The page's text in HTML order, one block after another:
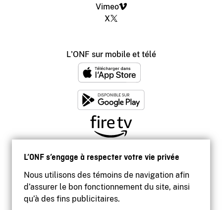
L’ONF s’engage à respecter votre vie privée
Nous utilisons des témoins de navigation afin
d’assurer le bon fonctionnement du site, ainsi
qu’à des fins publicitaires.
Vimeo
X
L'ONF sur mobile et télé